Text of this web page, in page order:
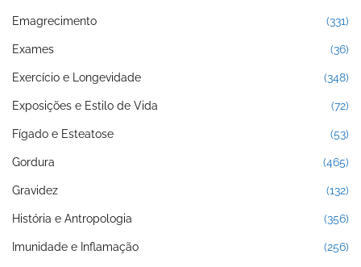
Emagrecimento (331)
Exames (36)
Exercício e Longevidade (348)
Exposições e Estilo de Vida (72)
Fígado e Esteatose (53)
Gordura (465)
Gravidez (132)
História e Antropologia (356)
Imunidade e Inflamação (256)